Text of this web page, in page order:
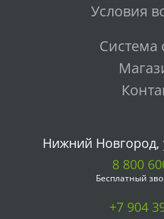
Условия
Система
Нижний Новгород,
8 800
Бесплатный
+7 904